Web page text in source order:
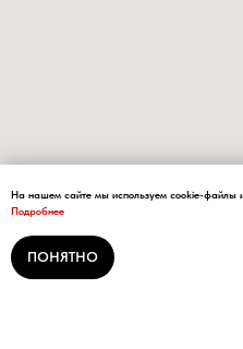
На нашем сайте мы используем cookie-файлы и
Подробнее
ПОНЯТНО